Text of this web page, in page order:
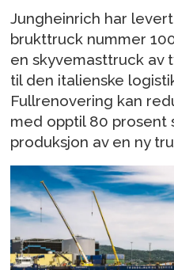
Jungheinrich har
brukttruck nummer
en skyvemasttruck av
til den italienske
Fullrenovering kan
med opptil 80 prosent
produksjon av en ny